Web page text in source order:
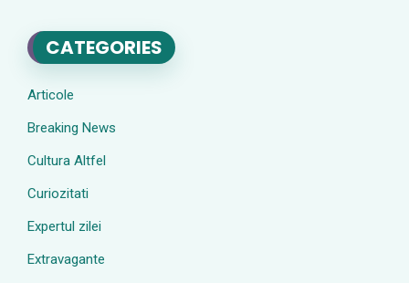
CATEGORIES
Articole
Breaking News
Cultura Altfel
Curiozitati
Expertul zilei
Extravagante